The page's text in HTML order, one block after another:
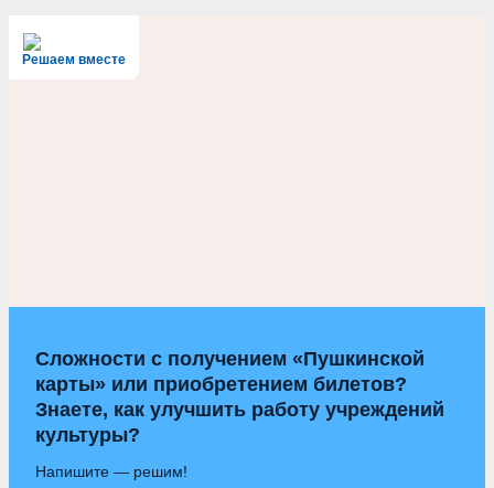
Решаем вместе
Сложности с получением «Пушкинской
карты» или приобретением билетов?
Знаете, как улучшить работу учреждений
культуры?
Напишите — решим!